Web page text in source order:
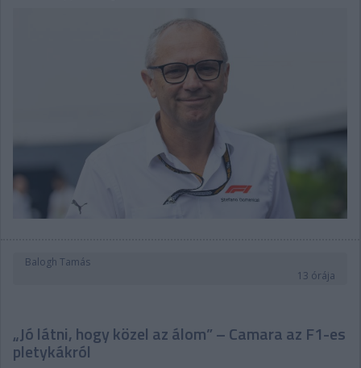
Balogh Tamás
13 órája
„Jó látni, hogy közel az álom” – Camara az F1-es
pletykákról